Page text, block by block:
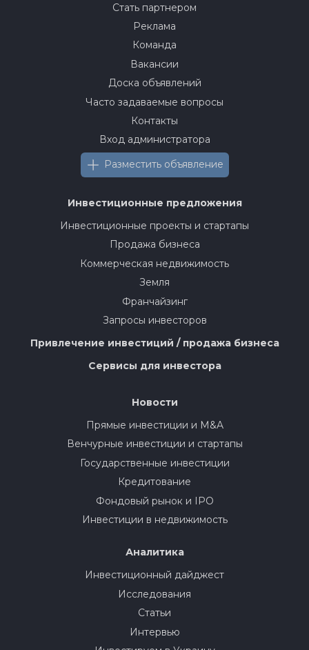
Стать партнером
Реклама
Команда
Вакансии
Доска объявлений
Часто задаваемые вопросы
Контакты
Вход администратора
Разместить объявление
Инвестиционные предложения
Инвестиционные проекты и стартапы
Продажа бизнеса
Коммерческая недвижимость
Земля
Франчайзинг
Запросы инвесторов
Привлечение инвестиций / продажа бизнеса
Сервисы для инвестора
Новости
Прямые инвестиции и M&A
Венчурные инвестиции и стартапы
Государственные инвестиции
Кредитование
Фондовый рынок и IPO
Инвестиции в недвижимость
Аналитика
Инвестиционный дайджест
Исследования
Статьи
Интервью